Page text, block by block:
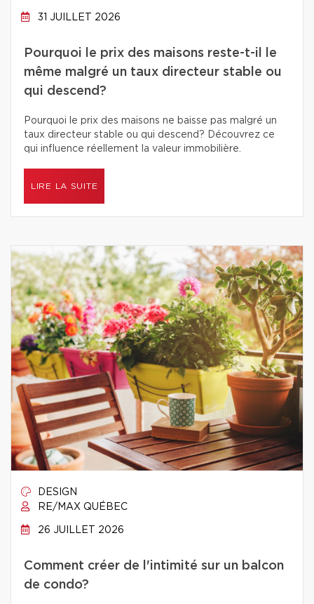
31 JUILLET 2026
Pourquoi le prix des maisons reste-t-il le
même malgré un taux directeur stable ou
qui descend?
Pourquoi le prix des maisons ne baisse pas malgré un
taux directeur stable ou qui descend? Découvrez ce
qui influence réellement la valeur immobilière.
LIRE LA SUITE
DESIGN
RE/MAX QUÉBEC
26 JUILLET 2026
Comment créer de l'intimité sur un balcon
de condo?